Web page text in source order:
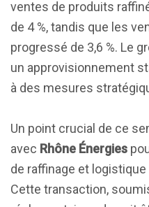
ventes de produits
de 4 %, tandis que les
progressé de 3,6 %. Le
un approvisionnement
à des mesures
Un point crucial de ce
avec Rhône Énergies
de raffinage et
Cette transaction,